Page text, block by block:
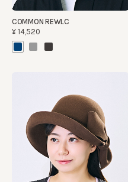
COMMON REWLC
¥14,520